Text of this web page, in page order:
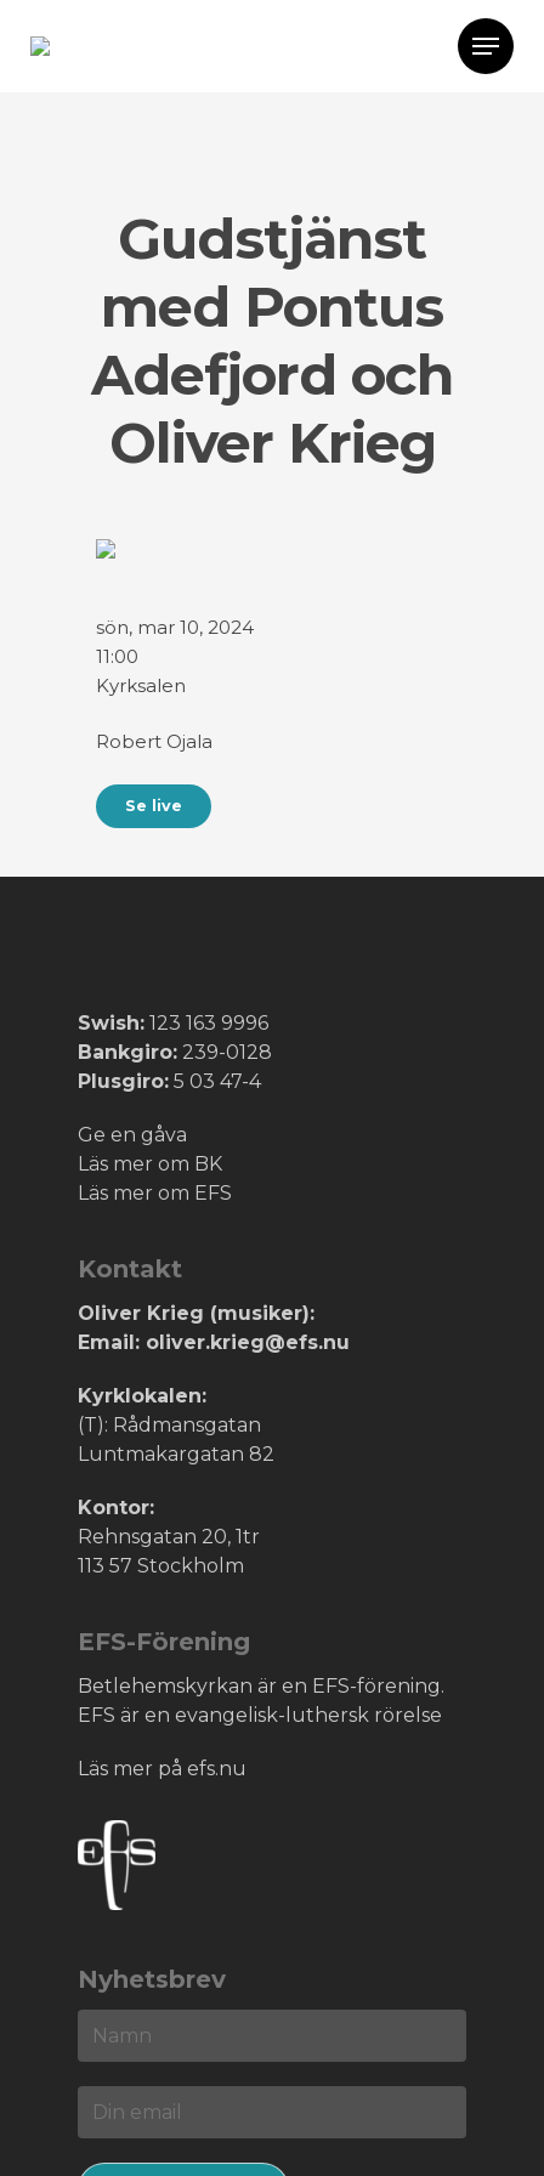
Gudstjänst
med Pontus
Adefjord och
Oliver Krieg
sön, mar 10, 2024
11:00
Kyrksalen
Robert Ojala
Se live
Swish: 123 163 9996
Bankgiro: 239-0128
Plusgiro: 5 03 47-4
Ge en gåva
Läs mer om BK
Läs mer om EFS
Kontakt
Oliver Krieg (musiker):
Email: oliver.krieg@efs.nu
Kyrklokalen:
(T): Rådmansgatan
Luntmakargatan 82
Kontor:
Rehnsgatan 20, 1tr
113 57 Stockholm
EFS-Förening
Betlehemskyrkan är en EFS-förening.
EFS är en evangelisk-luthersk rörelse
Läs mer på efs.nu
Nyhetsbrev